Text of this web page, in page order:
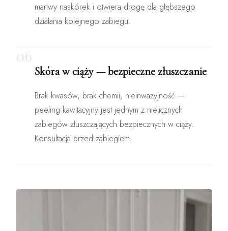
martwy naskórek i otwiera drogę dla głębszego
działania kolejnego zabiegu.
06
Skóra w ciąży — bezpieczne złuszczanie
Brak kwasów, brak chemii, nieinwazyjność —
peeling kawitacyjny jest jednym z nielicznych
zabiegów złuszczających bezpiecznych w ciąży.
Konsultacja przed zabiegiem.